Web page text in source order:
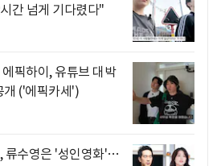
간 넘게 기다렸다"
픽하이, 유튜브 대박
개 ('에픽카세')
류수영은 '성인영화'…